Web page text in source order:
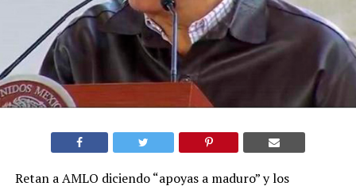
Retan a AMLO diciendo “apoyas a maduro” y los